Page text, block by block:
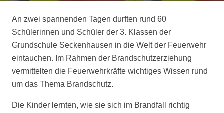
An zwei spannenden Tagen durften rund 60
Schülerinnen und Schüler der 3. Klassen der
Grundschule Seckenhausen in die Welt der Feuerwehr
eintauchen. Im Rahmen der Brandschutzerziehung
vermittelten die Feuerwehrkräfte wichtiges Wissen rund
um das Thema Brandschutz.
Die Kinder lernten, wie sie sich im Brandfall richtig